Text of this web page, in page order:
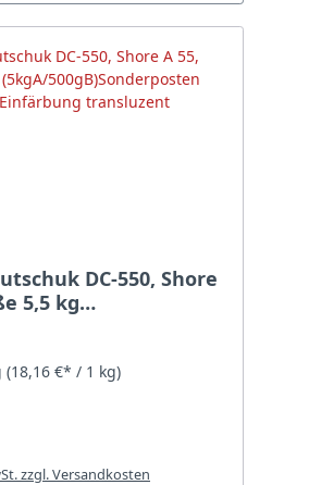
DC-550, Shore
5,5 kg
(18,16 €* / 1 kg)
zzgl. Versandkosten